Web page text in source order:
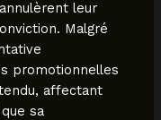
leur
Malgré
promotionnelles
affectant
sa